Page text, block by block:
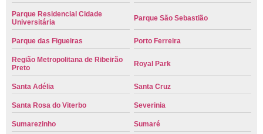
Parque Residencial Cidade
Universitária
Parque São Sebastião
Parque das Figueiras Porto Ferreira
Região Metropolitana de Ribeirão
Preto
Royal Park
Santa Adélia Santa Cruz
Santa Rosa do Viterbo Severinia
Sumarezinho Sumaré